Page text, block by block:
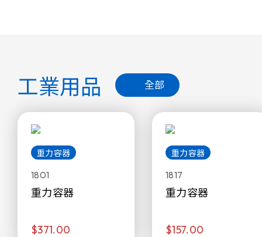
工業用品 全部
重力容器
1801
重力容器
$371.00
重力容器
1817
重力容器
$157.00